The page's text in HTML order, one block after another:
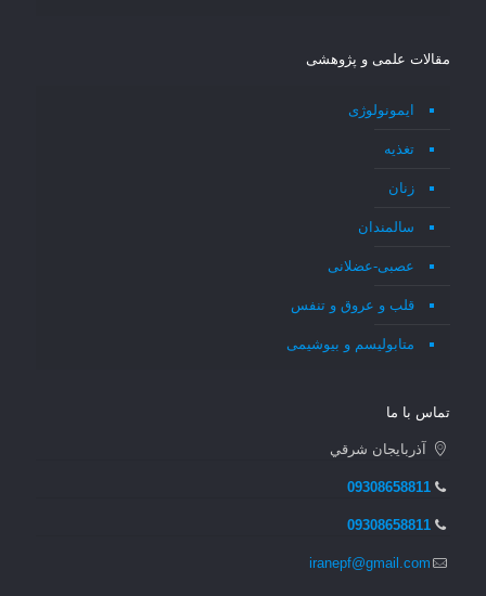
مقالات علمی و پژوهشی
ایمونولوژی
تغذیه
زنان
سالمندان
عصبی-عضلانی
قلب و عروق و تنفس
متابولیسم و بیوشیمی
تماس با ما
آذربايجان شرقي
09308658811
09308658811
iranepf@gmail.com